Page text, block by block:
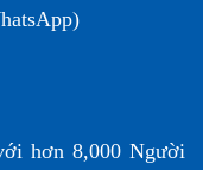
hơn 8,000 Người